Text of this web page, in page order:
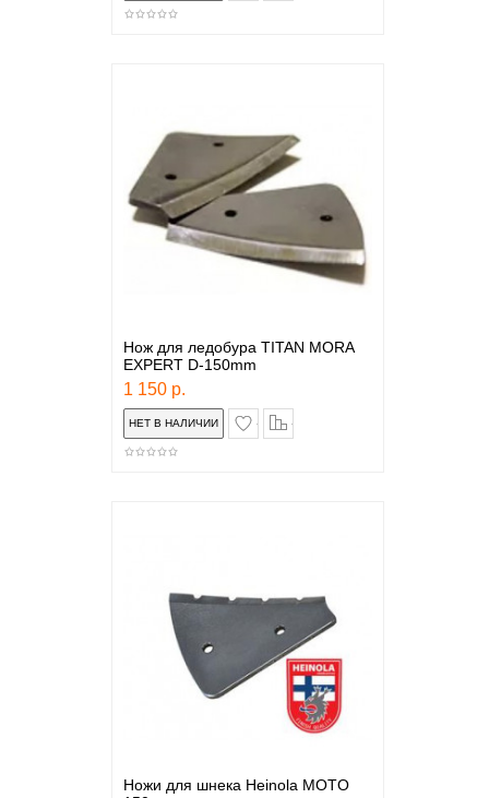
Нож для ледобура TITAN MORA
EXPERT D-150mm
1 150 р.
в закладки
Ножи для шнека Heinola MOTO